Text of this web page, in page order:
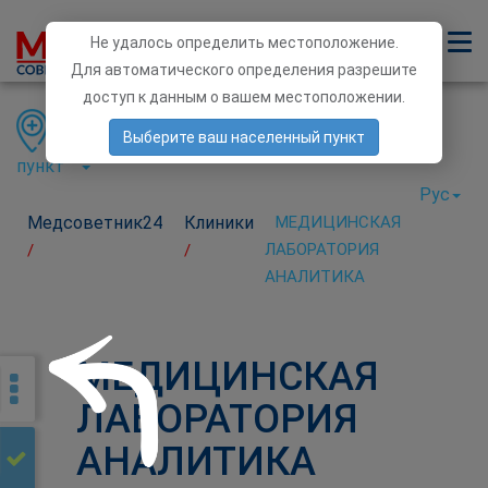
Медсоветник24
/
Клиники
/
МЕДИЦИНСКАЯ
ЛАБОРАТОРИЯ
АНАЛИТИКА
Область Район
Населенный
пункт
Рус
МЕДИЦИНСКАЯ
ЛАБОРАТОРИЯ
АНАЛИТИКА
Не удалось определить местоположение.
Для автоматического определения разрешите
доступ к данным о вашем местоположении.
Выберите ваш населенный пункт